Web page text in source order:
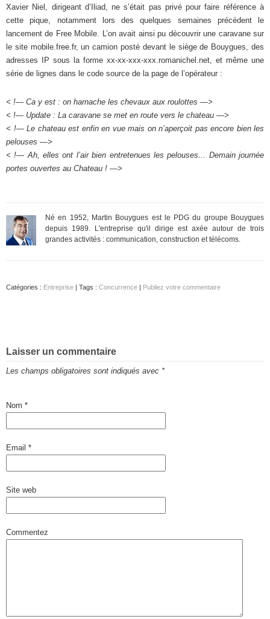
Xavier Niel, dirigeant d’Iliad, ne s’était pas privé pour faire référence à
cette pique, notamment lors des quelques semaines précédent le
lancement de Free Mobile. L’on avait ainsi pu découvrir une caravane sur
le site mobile.free.fr, un camion posté devant le siège de Bouygues, des
adresses IP sous la forme xx-xx-xxx-xxx.romanichel.net, et même une
série de lignes dans le code source de la page de l’opérateur :
< !— Ca y est : on harnache les chevaux aux roulottes —>
< !— Update : La caravane se met en route vers le chateau —>
< !— Le chateau est enfin en vue mais on n’aperçoit pas encore bien les
pelouses —>
< !— Ah, elles ont l’air bien entretenues les pelouses... Demain journée
portes ouvertes au Chateau ! —>
Né en 1952, Martin Bouygues est le PDG du groupe Bouygues
depuis 1989. L'entreprise qu'il dirige est axée autour de trois
grandes activités : communication, construction et télécoms.
Catégories : Entreprise | Tags : Concurrence | Publiez votre commentaire
Laisser un commentaire
Les champs obligatoires sont indiqués avec *
Nom *
Email *
Site web
Commentez